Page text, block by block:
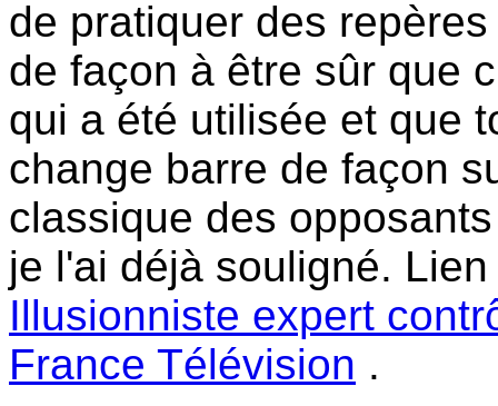
de pratiquer des
de façon à être sûr que
qui a été utilisée et que
change barre de façon
classique des
je l'ai déjà souligné.
Illusionniste expert
France Télévision .